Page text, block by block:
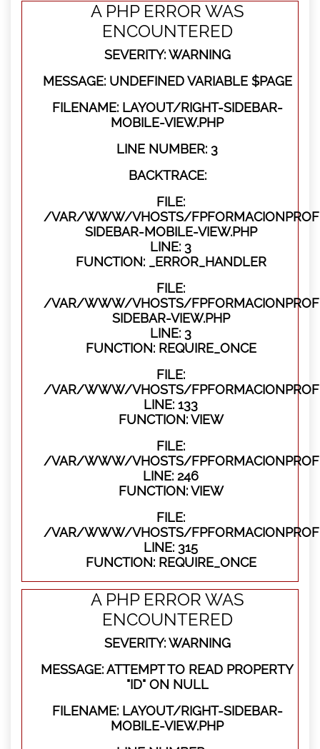
A PHP ERROR WAS
ENCOUNTERED
SEVERITY: WARNING
MESSAGE: UNDEFINED VARIABLE $PAGE
FILENAME: LAYOUT/RIGHT-SIDEBAR-
MOBILE-VIEW.PHP
LINE NUMBER: 3
BACKTRACE:
FILE:
/VAR/WWW/VHOSTS/
SIDEBAR-MOBILE-VIEW.PHP
LINE: 3
FUNCTION: _ERROR_HANDLER
FILE:
/VAR/WWW/VHOSTS/
SIDEBAR-VIEW.PHP
LINE: 3
FUNCTION: REQUIRE_ONCE
FILE:
/VAR/WWW/VHOSTS/
LINE: 133
FUNCTION: VIEW
FILE:
/VAR/WWW/VHOSTS/
LINE: 246
FUNCTION: VIEW
FILE:
/VAR/WWW/VHOSTS/
LINE: 315
FUNCTION: REQUIRE_ONCE
A PHP ERROR WAS
ENCOUNTERED
SEVERITY: WARNING
MESSAGE: ATTEMPT TO READ PROPERTY
"ID" ON NULL
FILENAME: LAYOUT/RIGHT-SIDEBAR-
MOBILE-VIEW.PHP